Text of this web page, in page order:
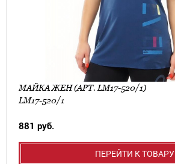
МАЙКА ЖЕН (АРТ. LM17-520/1)
LM17-520/1
881 руб.
ПЕРЕЙТИ К ТОВАРУ